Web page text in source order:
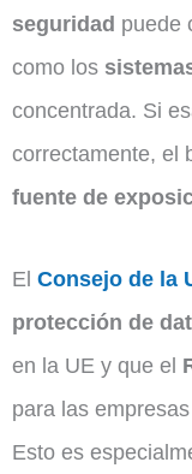
seguridad puede
como los
concentrada. Si
correctamente, el
fuente de
El Consejo de la
protección de
en la UE y que el
para las
Esto es